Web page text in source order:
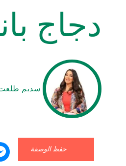
دجاج
سديم
حفظ الوصفة